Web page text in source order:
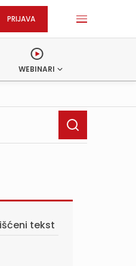
PRIJAVA
WEBINARI
tekst